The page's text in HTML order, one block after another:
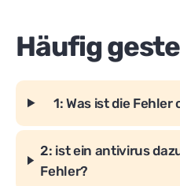
Häufig
1: Was ist die Fehler
2: ist ein antivirus
Fehler?